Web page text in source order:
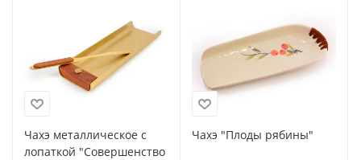
Чахэ металлическое с
лопаткой "Совершенство
Чахэ "Плоды рябины"